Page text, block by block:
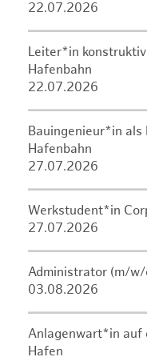
22.07.2026
Leiter*in
Hafenbahn
22.07.2026
Bauingenieur*in
Hafenbahn
27.07.2026
Werkstudent*in
27.07.2026
Administrator (m/w/
03.08.2026
Anlagenwart*in auf
Hafen